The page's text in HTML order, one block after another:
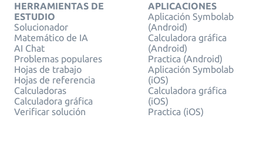
HERRAMIENTAS DE
ESTUDIO
Solucionador
Matemático de IA
AI Chat
Problemas populares
Hojas de trabajo
Hojas de referencia
Calculadoras
Calculadora gráfica
Verificar solución
APLICACIONES
Aplicación Symbolab
(Android)
Calculadora gráfica
(Android)
Practica (Android)
Aplicación Symbolab
(iOS)
Calculadora gráfica
(iOS)
Practica (iOS)